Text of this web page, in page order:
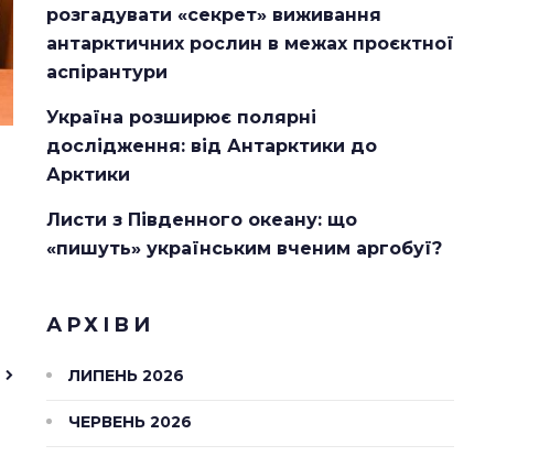
розгадувати «секрет» виживання
антарктичних рослин в межах проєктної
аспірантури
Україна розширює полярні
дослідження: від Антарктики до
Арктики
Листи з Південного океану: що
«пишуть» українським вченим аргобуї?
АРХІВИ
ЛИПЕНЬ 2026
ЧЕРВЕНЬ 2026